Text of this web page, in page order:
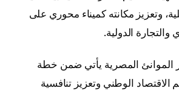
وتعزيز مكانته كميناء محوري على
الدولية.
الموانئ المصرية يأتي ضمن خطة
الوطني وتعزيز تنافسية